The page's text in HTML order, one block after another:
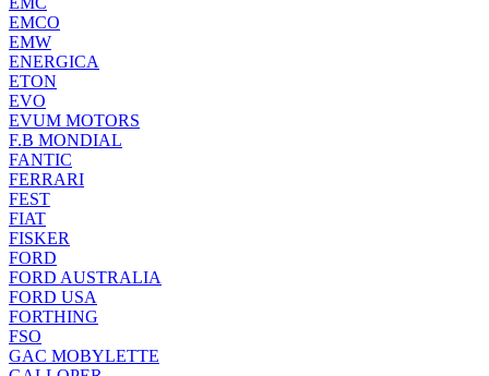
EMCO
EMW
ENERGICA
ETON
EVO
EVUM MOTORS
F.B MONDIAL
FANTIC
FERRARI
FEST
FIAT
FISKER
FORD
FORD AUSTRALIA
FORD USA
FORTHING
FSO
GAC MOBYLETTE